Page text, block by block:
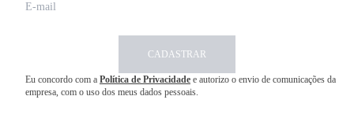
CADASTRAR
Eu concordo com a Política de Privacidade e autorizo o envio de comunicações da
empresa, com o uso dos meus dados pessoais.